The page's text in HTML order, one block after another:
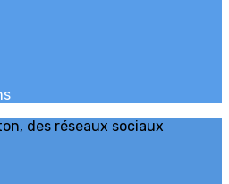
des réseaux sociaux